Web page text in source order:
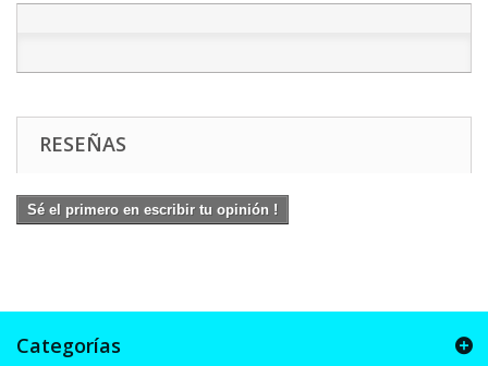
RESEÑAS
Sé el primero en escribir tu opinión !
Categorías